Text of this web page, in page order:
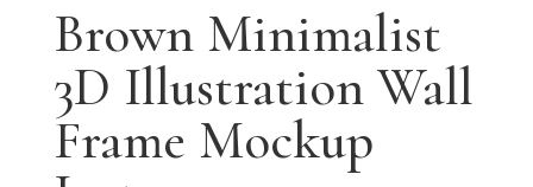
Brown Minimalist
3D Illustration Wall
Frame Mockup